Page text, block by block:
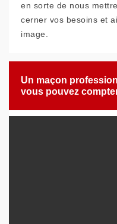
en sorte de nous
cerner vos besoins et
image.
Un maçon
vous pouvez